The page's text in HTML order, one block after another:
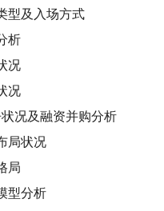
型及入场方式
析
况
况
况及融资并购分析
局状况
局
型分析